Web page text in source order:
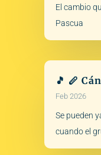
El cambio
Pascua
🎵 🪈
Feb 2026
Se pueden
cuando el